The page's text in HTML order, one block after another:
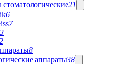
21
6
7
3
2
8
аппараты38